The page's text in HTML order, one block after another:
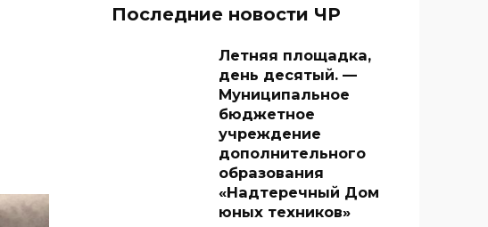
Последние новости ЧР
Летняя площадка,
день десятый. —
Муниципальное
бюджетное
учреждение
дополнительного
образования
«Надтеречный Дом
юных техников»